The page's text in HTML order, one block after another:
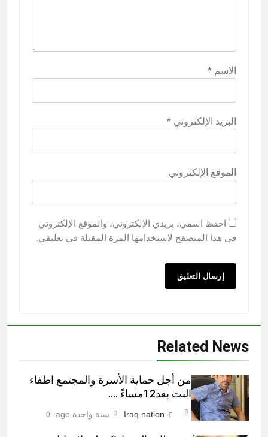
الاسم *
البريد الإلكتروني *
الموقع الإلكتروني
احفظ اسمي، بريدي الإلكتروني، والموقع الإلكتروني
في هذا المتصفح لاستخدامها المرة المقبلة في تعليقي.
Related News
من أجل حماية الأسرة والمجتمع اطفاء
النت بعد12مساءً ….
Iraq nation سنة واحدة ago 0